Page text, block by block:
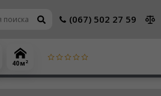
(067) 502 27 59
40 м 2